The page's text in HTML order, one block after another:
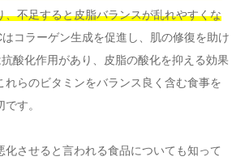
、不足すると皮脂バランスが乱れやすくな
はコラーゲン生成を促進し、肌の修復を助け
酸化作用があり、皮脂の酸化を抑える効果
れらのビタミンをバランス良く含む食事を
す。
化させると言われる食品についても知って